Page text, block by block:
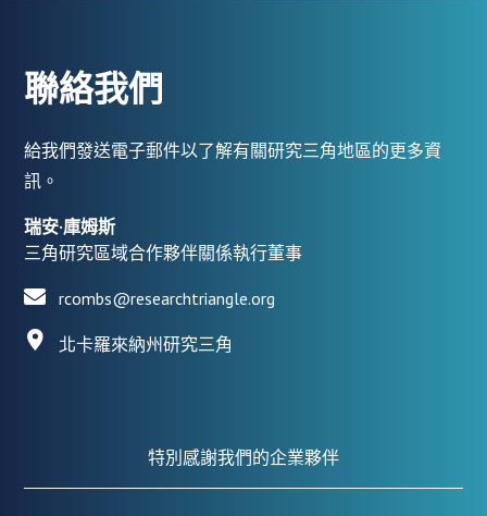
聯絡我們
給我們發送電子郵件以了解有關研究三角地區的更多資
訊。
瑞安·庫姆斯
三角研究區域合作夥伴關係執行董事
rcombs@researchtriangle.org
北卡羅來納州研究三角
特別感謝我們的企業夥伴